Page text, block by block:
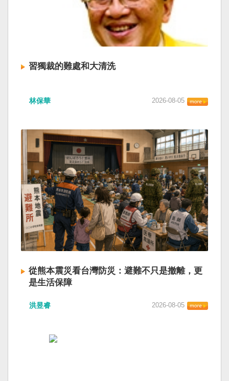
習獨裁的難處和大清洗
林保華 2026-08-05
從熊本震災看台灣防災：避難不只是撤離，更
是生活保障
洪昱睿 2026-08-05